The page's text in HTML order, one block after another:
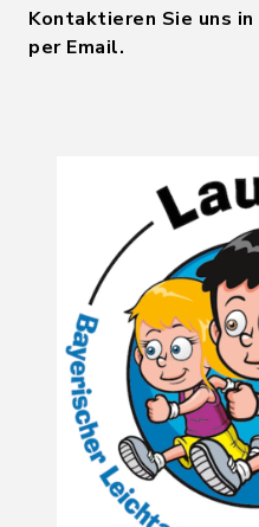
Kontaktieren Sie uns
per Email.